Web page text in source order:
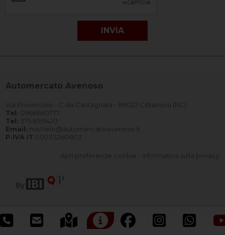
Automercato Avenoso
Via Provinciale - C.da Castagnara - 89022 Cittanova (RC)
Tel: 0966660777
Tel: 375 6551420
Email: michele@automercatoavenoso.it
P.IVA IT 00033260803
Apri preferenze cookie Informativa sulla privacy